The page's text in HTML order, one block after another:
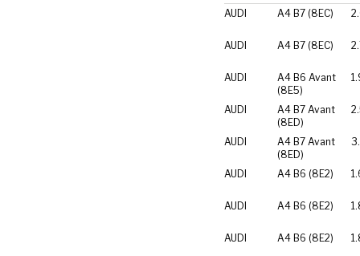
AUDI
A4 B7 (8EC)
AUDI A4 B7 (8EC)
AUDI
A4 B6 Avant
(8E5)
AUDI
A4 B7 Avant
(8ED)
AUDI
A4 B7 Avant
(8ED)
AUDI A4 B6 (8E2)
AUDI A4 B6 (8E2)
AUDI A4 B6 (8E2)